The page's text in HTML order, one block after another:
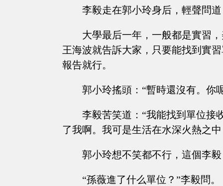
李毅走在郭小玲身后，輕聲問
大學最后一年，一般都是實習
王海波就告訴大家，只要能找到實
報告就行。
郭小玲搖頭：“暫時還沒有。你
李毅苦笑道：“我能找到單位接
了我啊。我可是生活在水深火熱之
郭小玲想不笑都不行，這個李
“孫薇進了什么單位？”李毅問。